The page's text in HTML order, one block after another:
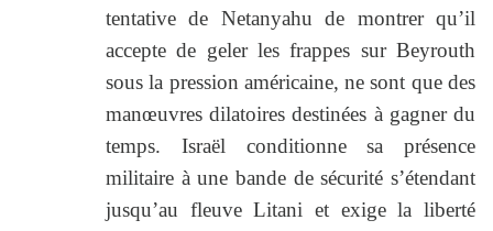
tentative de Netanyahu de montrer qu’il
accepte de geler les frappes sur Beyrouth
sous la pression américaine, ne sont que des
manœuvres dilatoires destinées à gagner du
temps. Israël conditionne sa présence
militaire à une bande de sécurité s’étendant
jusqu’au fleuve Litani et exige la liberté